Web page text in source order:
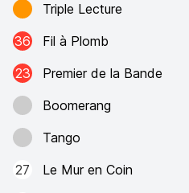
Triple Lecture
36
Fil à Plomb
23
Premier de la Bande
Boomerang
Tango
27
Le Mur en Coin